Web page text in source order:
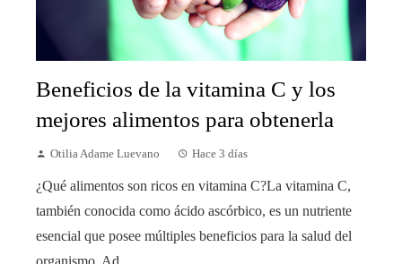
Beneficios de la vitamina C y los
mejores alimentos para obtenerla
Otilia Adame Luevano Hace 3 días
¿Qué alimentos son ricos en vitamina C?La vitamina C,
también conocida como ácido ascórbico, es un nutriente
esencial que posee múltiples beneficios para la salud del
organismo. Ad...